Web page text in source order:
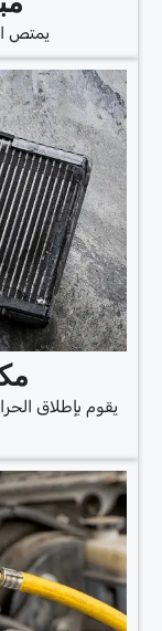
يمتص
يقوم بإطلاق